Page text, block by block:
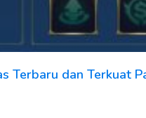
Terbaru dan Terkuat